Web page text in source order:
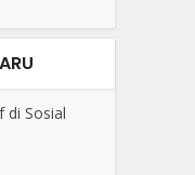
di Sosial